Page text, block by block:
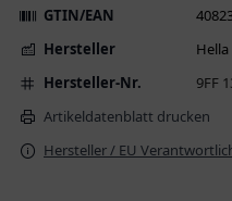
GTIN/EAN
Hersteller
Hella
Hersteller-Nr.
9FF
Artikeldatenblatt drucken
Hersteller / EU